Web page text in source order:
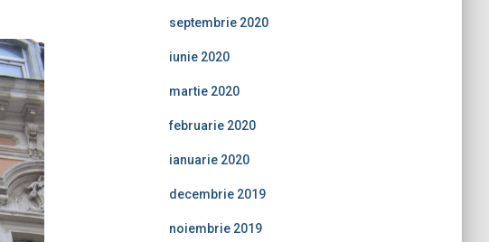
septembrie 2020
iunie 2020
martie 2020
februarie 2020
ianuarie 2020
decembrie 2019
noiembrie 2019